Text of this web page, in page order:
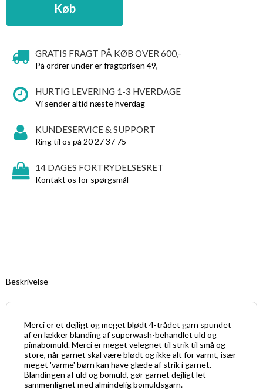
Køb
GRATIS FRAGT PÅ KØB OVER 600,-
På ordrer under er fragtprisen 49,-
HURTIG LEVERING 1-3 HVERDAGE
Vi sender altid næste hverdag
KUNDESERVICE & SUPPORT
Ring til os på 20 27 37 75
14 DAGES FORTRYDELSESRET
Kontakt os for spørgsmål
Beskrivelse
Merci er et dejligt og meget blødt 4-trådet garn spundet
af en lækker blanding af superwash-behandlet uld og
pimabomuld. Merci er meget velegnet til strik til små og
store, når garnet skal være blødt og ikke alt for varmt, især
meget 'varme' børn kan have glæde af strik i garnet.
Blandingen af uld og bomuld, gør garnet dejligt let
sammenlignet med almindelig bomuldsgarn.